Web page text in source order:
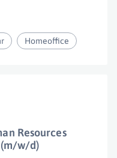
Homeoffice
Resources
w/d)